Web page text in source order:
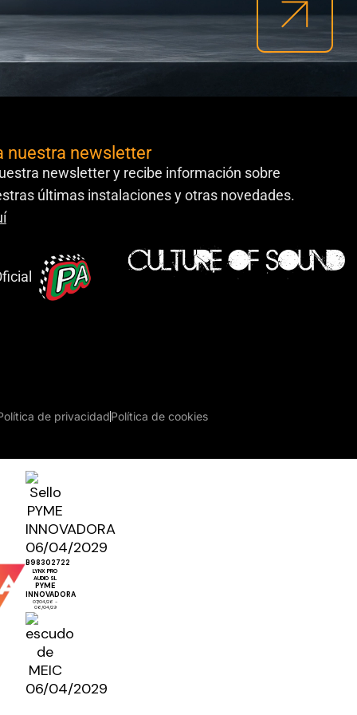
nuestra newsletter
newsletter y recibe información sobre
últimas instalaciones y otras novedades.
de privacidadPolítica de cookies
B98302722
LYNX PRO
AUDIO SL
PYME
INNOVADORA
07/04/26 -
06/04/29